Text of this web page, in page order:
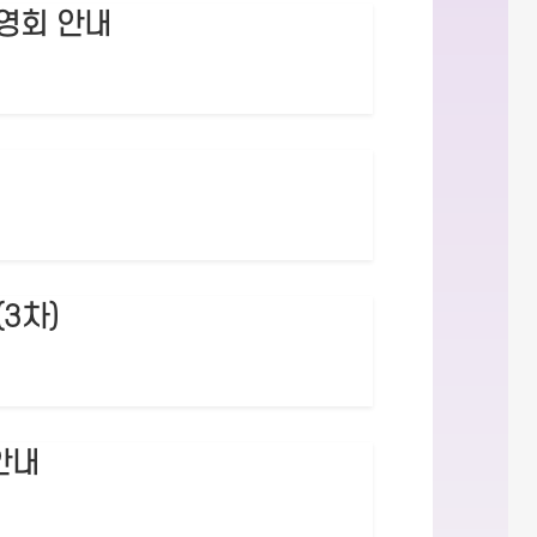
회 안내
차)
내